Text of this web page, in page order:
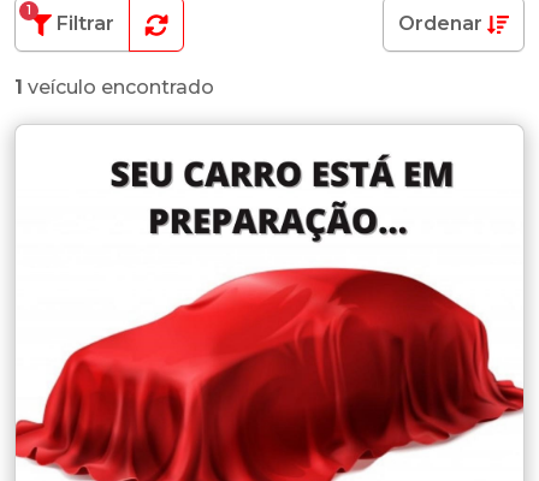
Filtrar
1
Ordenar
1 veículo encontrado